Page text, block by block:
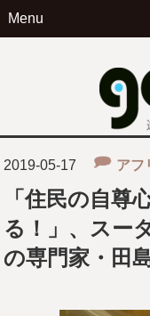
Menu
2019-05-17 アフ
「住民の自尊
る！」、スー
の専門家・田